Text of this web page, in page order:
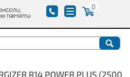
0
R14 POWER PLUS (2500